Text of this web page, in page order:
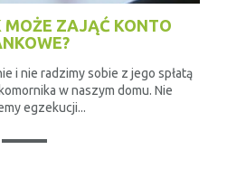
MOŻE ZAJĄĆ KONTO
i nie radzimy sobie z jego spłatą
w naszym domu. Nie
egzekucji...